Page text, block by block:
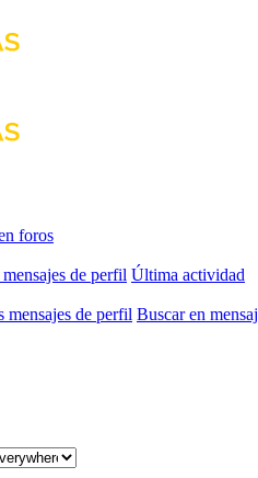
foros
de perfil Última actividad
mensajes de perfil Buscar en